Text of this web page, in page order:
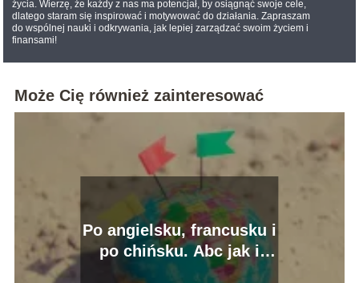
życia. Wierzę, że każdy z nas ma potencjał, by osiągnąć swoje cele,
dlatego staram się inspirować i motywować do działania. Zapraszam
do wspólnej nauki i odkrywania, jak lepiej zarządzać swoim życiem i
finansami!
Może Cię również zainteresować
Po angielsku, francusku i
po chińsku. Abc jak i
dlaczego zmienić język w